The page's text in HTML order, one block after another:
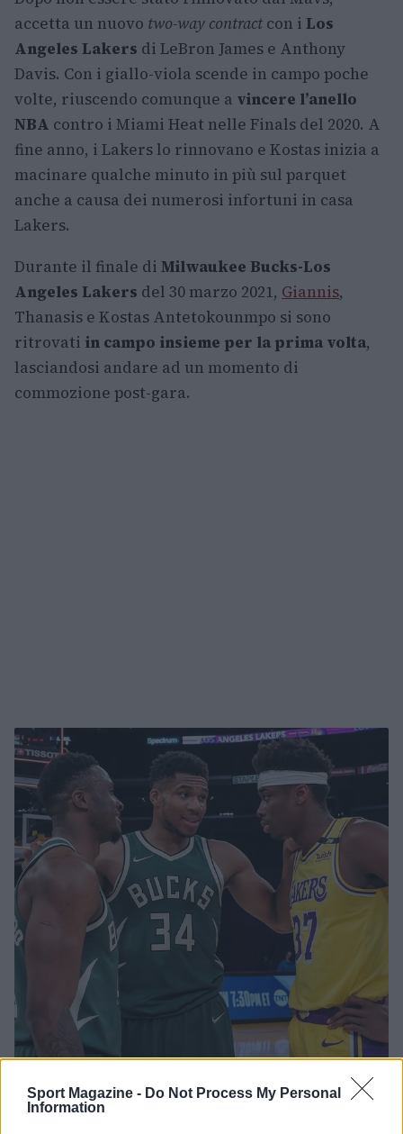
Sport Magazine - Do Not Process My Personal
Information
accetta un nuovo two-way contract con i Los
Angeles Lakers di LeBron James e Anthony
Davis. Con i giallo-viola scende in campo poche
volte, riuscendo comunque a vincere l’anello
NBA contro i Miami Heat nelle Finals del 2020. A
fine anno, i Lakers lo rinnovano e Kostas inizia a
macinare qualche minuto in più sul parquet
anche a causa dei numerosi infortuni in casa
Lakers.
Durante il finale di Milwaukee Bucks-Los
Angeles Lakers del 30 marzo 2021, Giannis,
Thanasis e Kostas Antetokounmpo si sono
ritrovati in campo insieme per la prima volta,
lasciandosi andare ad un momento di
commozione post-gara.